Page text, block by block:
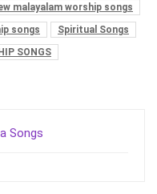
malayalam worship songs
songs
Spiritual Songs
SONGS
Songs